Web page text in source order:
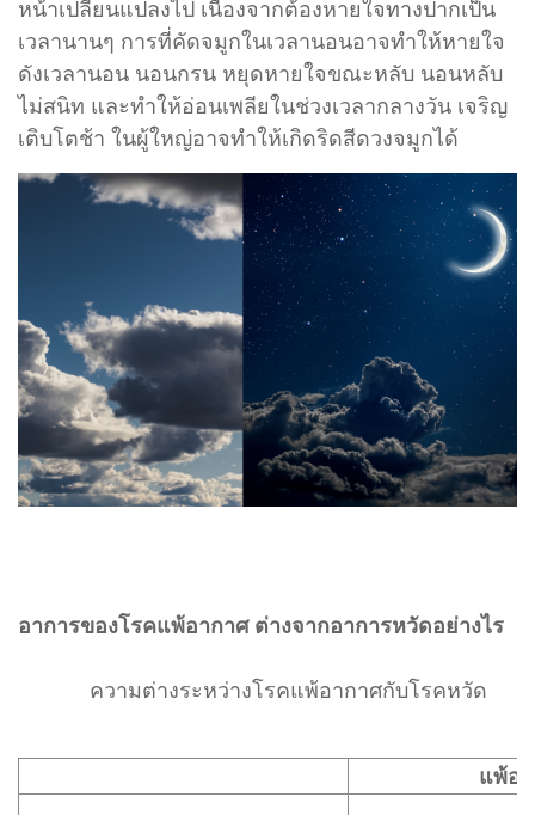
หน้าเปลี่ยนแปลงไป เนื่องจากต้องหายใจทางปากเป็น
เวลานานๆ การที่คัดจมูกในเวลานอนอาจทำให้หายใจ
ดังเวลานอน นอนกรน หยุดหายใจขณะหลับ นอนหลับ
ไม่สนิท และทำให้อ่อนเพลียในช่วงเวลากลางวัน เจริญ
เติบโตช้า ในผู้ใหญ่อาจทำให้เกิดริดสีดวงจมูกได้
อาการของโรคแพ้อากาศ ต่างจากอาการหวัดอย่างไร
ความต่างระหว่างโรคแพ้อากาศกับโรคหวัด
แพ้อ